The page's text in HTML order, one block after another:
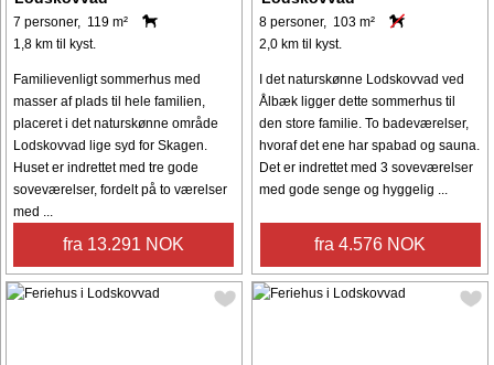
7 personer, 119 m²
1,8 km til kyst.
Familievenligt sommerhus med
masser af plads til hele familien,
placeret i det naturskønne område
Lodskovvad lige syd for Skagen.
Huset er indrettet med tre gode
soveværelser, fordelt på to værelser
med ...
fra 13.291 NOK
8 personer, 103 m²
2,0 km til kyst.
I det naturskønne Lodskovvad ved
Ålbæk ligger dette sommerhus til
den store familie. To badeværelser,
hvoraf det ene har spabad og sauna.
Det er indrettet med 3 soveværelser
med gode senge og hyggelig ...
fra 4.576 NOK